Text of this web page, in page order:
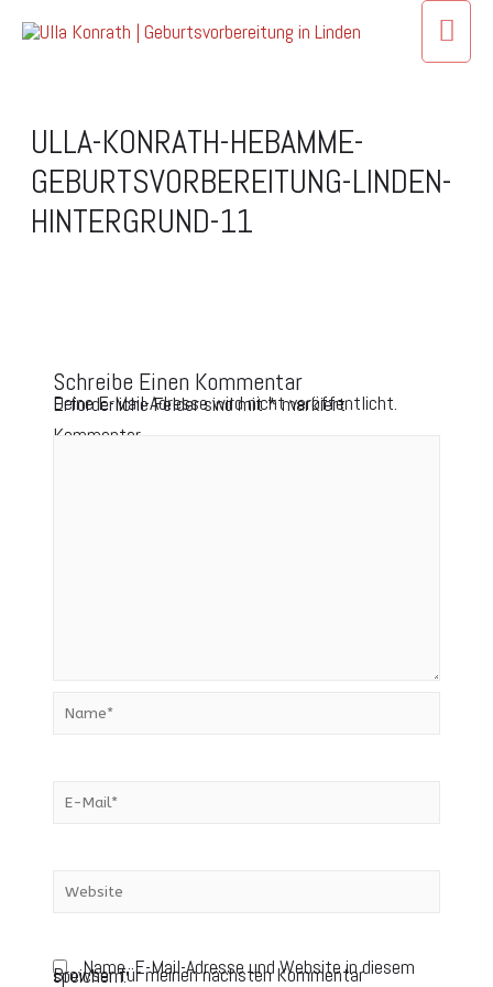
ULLA-KONRATH-HEBAMME-
GEBURTSVORBEREITUNG-LINDEN-
HINTERGRUND-11
Schreibe Einen Kommentar
Deine E-Mail-Adresse wird nicht veröffentlicht.
Erforderliche Felder sind mit*markiert
Kommentar
Name, E-Mail-Adresse und Website in diesem
Browser für meinen nächsten Kommentar speichern.